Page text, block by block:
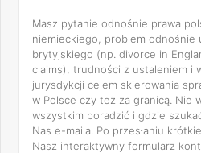
Masz pytanie odnośnie prawa
niemieckiego, problem odnośnie
brytyjskiego (np. divorce in
claims), trudności z ustaleniem i
jurysdykcji celem skierowania
w Polsce czy też za granicą. Nie
wszystkim poradzić i gdzie
Nas e-maila. Po przesłaniu
Nasz interaktywny formularz